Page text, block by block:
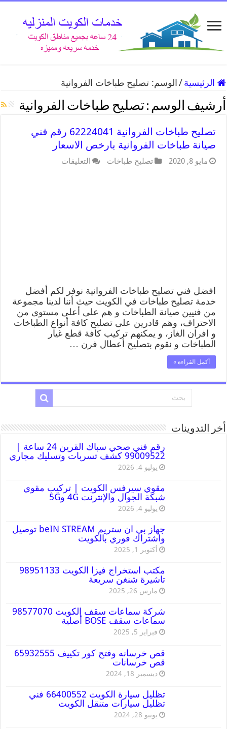
الرئيسية / الوسم:تصليح طباخات الفروانية
أرشيف الوسم :تصليح طباخات الفروانية
تصليح طباخات الفروانية 62224041 رقم فني
صيانة طباخات الفروانية بارخص الاسعار
مايو 8, 2020 تصليح طباخات التعليقات
افضل فني تصليح طباخات الفروانية نوفر لكم أفضل
خدمة تصليح طباخات في الكويت حيث أننا لدينا مجموعة
من فنيين صيانة الطباخات و هم على أعلى مستوى من
الاحتراف، وهم قادرين على تصليح كافة أنواع الطباخات
و افران الغاز، و يمكنهم تركيب كافة قطع غيار
الطباخات و نقوم بتصليح أعطال فرن …
أكمل القراءة »
أخر التدوينات
رقم فني صحي سباك القرين 24 ساعة |
99009522 كشف تسربات وتسليك مجاري
يوليو 4, 2026
مقوي سيرفس الكويت | تركيب مقوي
شبكة الجوال والإنترنت 4G و5G
يوليو 4, 2026
جهاز بي ان ستريم beIN STREAM توصيل
واشتراك فوري بالكويت
أكتوبر 1, 2025
مكتب استخراج فيزا الكويت 98951133
تاشيرة شنغن سريعة
مارس 26, 2025
شركة سماعات سقف الكويت 98577070
سماعات سقف BOSE أصلية
فبراير 5, 2025
قص خرسانه وفتح كور تكييف 65932555
قص خرسانات
ديسمبر 18, 2024
تظليل سيارة الكويت 66400552 فني
تظليل سيارات متنقل الكويت
يونيو 28, 2024